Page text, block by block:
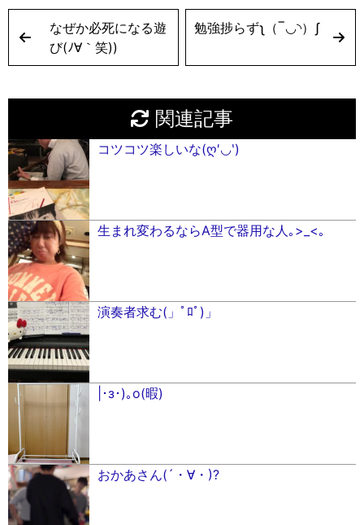
なぜか必死になる遊
び(ﾉ∀｀笑))
勉強捗らずʅ（‾◡◝）ʃ
関連記事
コツコツ楽しいな(ღ′◡︎‵)
生まれ変わるならA型で器用な人｡>_<｡
演奏者求む(」ﾟﾛﾟ)」
|･з･)｡o(暇)
おかあさん(´・∀・)?